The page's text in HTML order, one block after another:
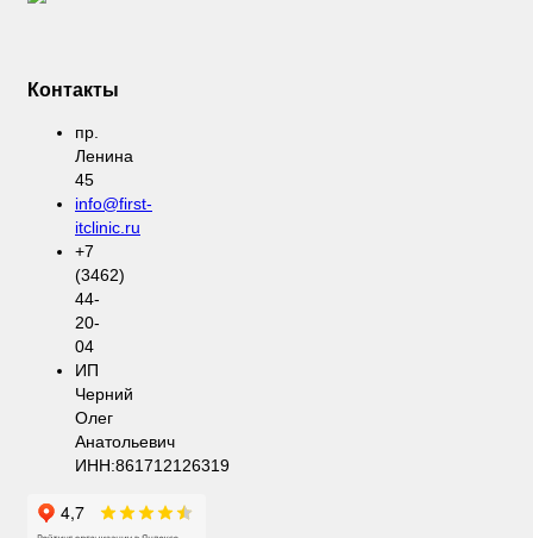
Контакты
пр.
Ленина
45
info@first-
itclinic.ru
+7
(3462)
44-
20-
04
ИП
Черний
Олег
Анатольевич
ИНН:861712126319